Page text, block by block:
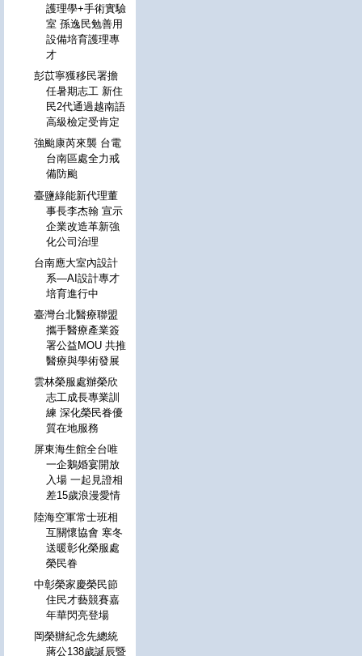
護理學+手術實驗
室 孫逸民勉善用
設備培育護理專
才
彭苡寧獲移民署擔
任暑期志工 新住
民2代通過越南語
高級檢定受肯定
強颱康芮來襲 台電
台南區處全力戒
備防颱
臺鹽綠能新代理董
事長李杰翰 宣示
企業改造革新強
化公司治理
台南應大室內設計
系—AI設計專才
培育進行中
臺灣台北醫療聯盟
攜手醫療產業簽
署公益MOU 共推
醫療與學術發展
雲林榮服處辦榮欣
志工成長專業訓
練 深化榮民眷優
質在地服務
屏東海生館全台唯
一企鵝婚宴開放
入場 一起見證相
差15歲浪漫愛情
陸海空軍常士班相
互關懷協會 寒冬
送暖彰化榮服處
榮民眷
中彰榮家慶榮民節
住民才藝競賽嘉
年華閃亮登場
岡榮辦紀念先總統
蔣公138歲誕辰暨